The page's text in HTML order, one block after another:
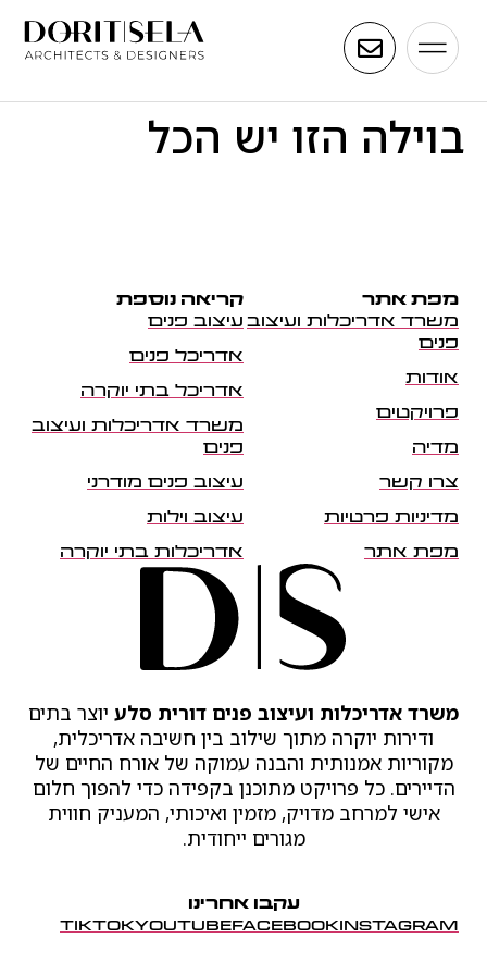
בוילה הזו יש הכל
משרד אדריכלות ועיצוב פנים דורית סלע יוצר בתים
ודירות יוקרה מתוך שילוב בין חשיבה אדריכלית,
מקוריות אמנותית והבנה עמוקה של אורח החיים של
הדיירים. כל פרויקט מתוכנן בקפידה כדי להפוך חלום
אישי למרחב מדויק, מזמין ואיכותי, המעניק חווית
מגורים ייחודית.
עקבו אחרינו
INSTAGRAM
FACEBOOK
YOUTUBE
TIKTOK
מפת אתר
משרד אדריכלות ועיצוב
פנים
אודות
פרויקטים
מדיה
צרו קשר
מדיניות פרטיות
מפת אתר
קריאה נוספת
עיצוב פנים
אדריכל פנים
אדריכל בתי יוקרה
משרד אדריכלות ועיצוב
פנים
עיצוב פנים מודרני
עיצוב וילות
אדריכלות בתי יוקרה